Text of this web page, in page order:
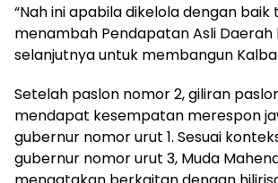
“Nah ini apabila dikelola dengan
menambah Pendapatan Asli Daerah
selanjutnya untuk membangun
Setelah paslon nomor 2, giliran
mendapat kesempatan merespon
gubernur nomor urut 1. Sesuai
gubernur nomor urut 3, Muda